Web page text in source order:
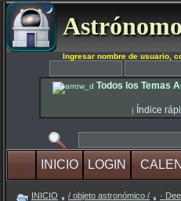
Ingresar nombre de usuario,
Todos los Temas
| Índice
INICIO LOGIN
INICIO / objeto astronómico / ·